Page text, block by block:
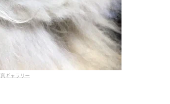
ギャラリー